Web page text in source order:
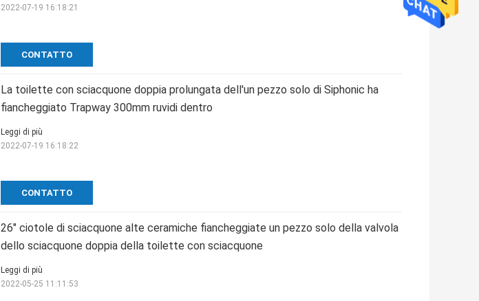
CONTATTO
2022-07-19 16:18:21
La toilette con sciacquone doppia prolungata dell'un pezzo solo di Siphonic ha
fiancheggiato Trapway 300mm ruvidi dentro
CONTATTO
Leggi di più
2022-07-19 16:18:22
26" ciotole di sciacquone alte ceramiche fiancheggiate un pezzo solo della valvola
dello sciacquone doppia della toilette con sciacquone
Leggi di più
2022-05-25 11:11:53